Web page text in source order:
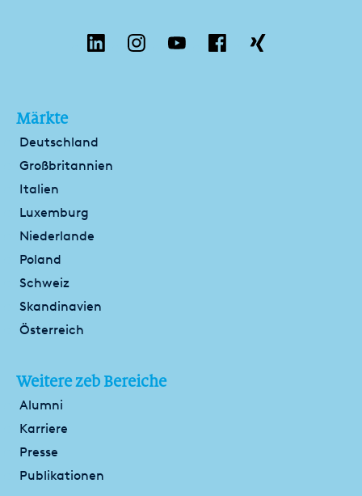
Märkte
Deutschland
Großbritannien
Italien
Luxemburg
Niederlande
Poland
Schweiz
Skandinavien
Österreich
Weitere zeb Bereiche
Alumni
Karriere
Presse
Publikationen